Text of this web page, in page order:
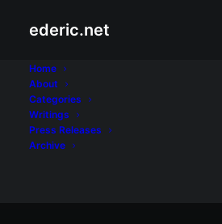
ederic.net
Home
About
Categories
Writings
Press Releases
Archive
Mamamahayag at Pamamahayag